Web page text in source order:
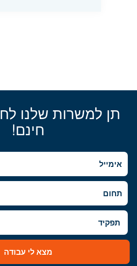
תן למשרות שלנו
חינם!
מצא לי עבודה